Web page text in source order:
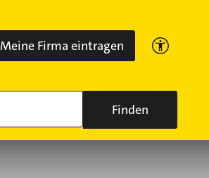
Meine Firma eintragen
Finden